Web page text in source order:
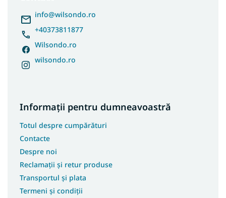
info@wilsondo.ro
+40373811877
Wilsondo.ro
wilsondo.ro
Informații pentru dumneavoastră
Totul despre cumpărături
Contacte
Despre noi
Reclamații și retur produse
Transportul și plata
Termeni și condiții